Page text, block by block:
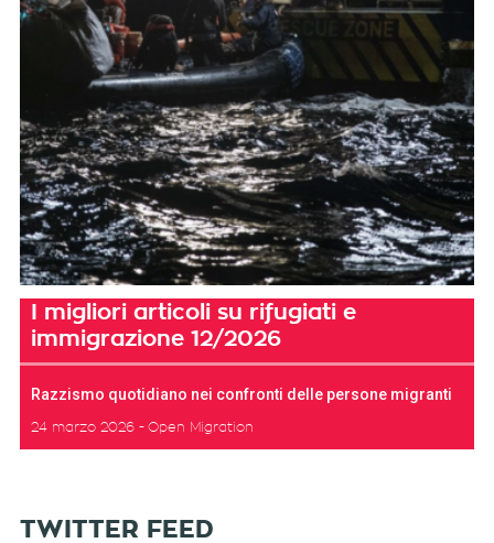
I migliori articoli su rifugiati e
immigrazione 12/2026
Razzismo quotidiano nei confronti delle persone migranti
24 marzo 2026 Open Migration
TWITTER FEED